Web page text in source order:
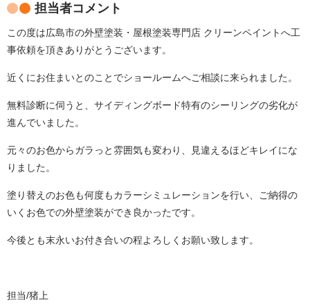
担当者コメント
この度は広島市の外壁塗装・屋根塗装専門店 クリーンペイントへ工
事依頼を頂きありがとうございます。
近くにお住まいとのことでショールームへご相談に来られました。
無料診断に伺うと、サイディングボード特有のシーリングの劣化が
進んでいました。
元々のお色からガラっと雰囲気も変わり、見違えるほどキレイにな
りました。
塗り替えのお色も何度もカラーシミュレーションを行い、ご納得の
いくお色での外壁塗装ができ良かったです。
今後とも末永いお付き合いの程よろしくお願い致します。
担当/猪上